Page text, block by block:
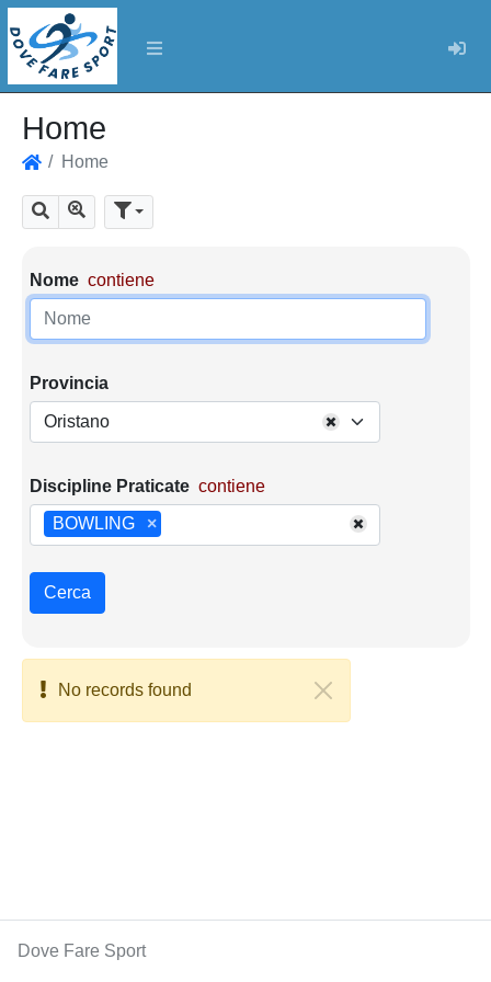
Home
Home
Cerca Mostra tutti i risultati
Parametri di ricerca
Nome contiene
Provincia
Oristano
Discipline Praticate contiene
×
BOWLING
Cerca
No records found
Dove Fare Sport